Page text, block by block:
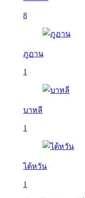
8
ภูฏาน
1
บาหลี
1
ไต้หวัน
1